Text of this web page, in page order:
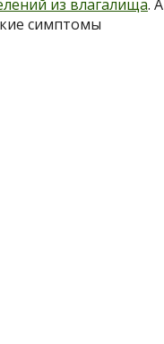
из влагалища. А
симптомы